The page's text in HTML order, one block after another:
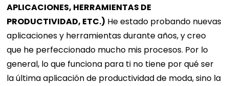
APLICACIONES, HERRAMIENTAS DE
PRODUCTIVIDAD, ETC.) He estado probando nuevas
aplicaciones y herramientas durante años, y creo
que he perfeccionado mucho mis procesos. Por lo
general, lo que funciona para ti no tiene por qué ser
la última aplicación de productividad de moda, sino la